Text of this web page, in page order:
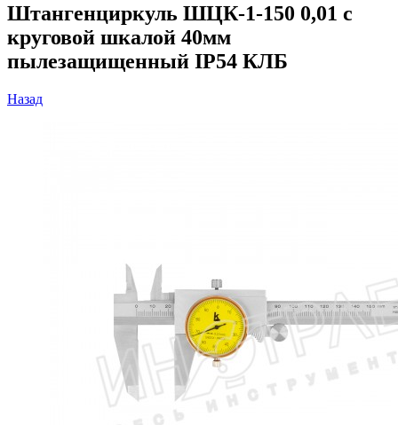
Штангенциркуль ШЦК-1-150 0,01 с
круговой шкалой 40мм
пылезащищенный IP54 КЛБ
Назад